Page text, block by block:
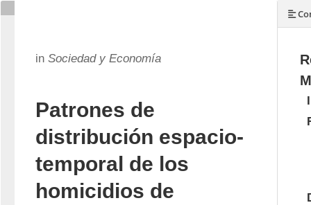
in Sociedad y Economía
Patrones de
distribución espacio-
temporal de los
homicidios de